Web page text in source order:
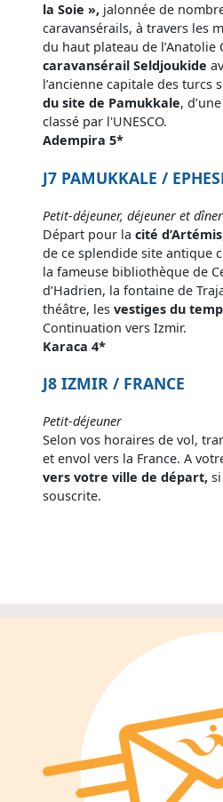
la Soie », jalonnée de
caravansérails, à travers les
du haut plateau de l’Anatolie
caravansérail Seldjoukide
l’ancienne capitale des turcs
du site de Pamukkale,
classé par l'UNESCO.
Adempira 5*
J7 PAMUKKALE /
Petit-déjeuner, déjeuner et dîner
Départ pour la cité d’Artémis
de ce splendide site antique
la fameuse bibliothèque de
d’Hadrien, la fontaine de
théâtre, les vestiges du
Continuation vers Izmir.
Karaca 4*
J8 IZMIR / FRANCE
Petit-déjeuner
Selon vos horaires de vol,
et envol vers la France. A
vers votre ville de départ,
souscrite.